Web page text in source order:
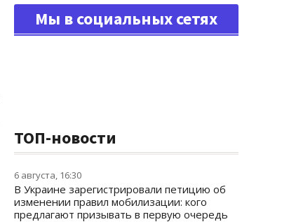
Мы в социальных сетях
ТОП-новости
6 августа, 16:30
В Украине зарегистрировали петицию об
изменении правил мобилизации: кого
предлагают призывать в первую очередь